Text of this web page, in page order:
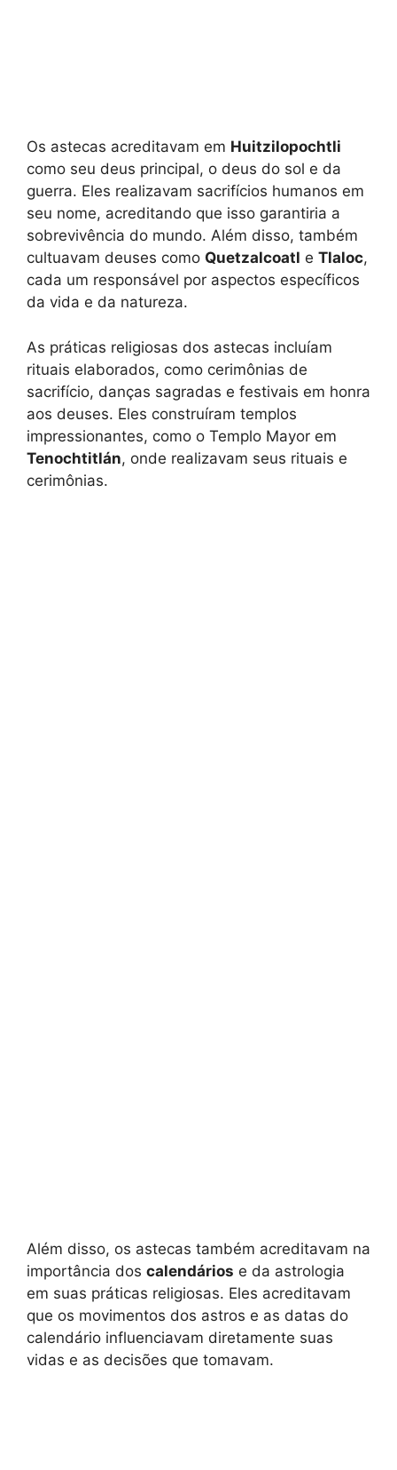
Os astecas acreditavam em Huitzilopochtli
como seu deus principal, o deus do sol e da
guerra. Eles realizavam sacrifícios humanos em
seu nome, acreditando que isso garantiria a
sobrevivência do mundo. Além disso, também
cultuavam deuses como Quetzalcoatl e Tlaloc,
cada um responsável por aspectos específicos
da vida e da natureza.
As práticas religiosas dos astecas incluíam
rituais elaborados, como cerimônias de
sacrifício, danças sagradas e festivais em honra
aos deuses. Eles construíram templos
impressionantes, como o Templo Mayor em
Tenochtitlán, onde realizavam seus rituais e
cerimônias.
Além disso, os astecas também acreditavam na
importância dos calendários e da astrologia
em suas práticas religiosas. Eles acreditavam
que os movimentos dos astros e as datas do
calendário influenciavam diretamente suas
vidas e as decisões que tomavam.